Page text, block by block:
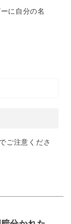
に自分の名
ご注意くださ